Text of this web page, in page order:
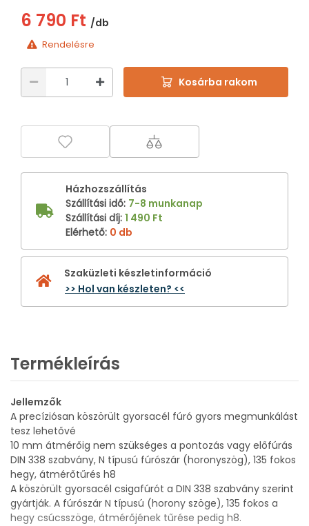
6 790 Ft /db
Rendelésre
Kosárba rakom
Házhozszállítás
Szállítási idő: 7-8 munkanap
Szállítási díj: 1 490 Ft
Elérhető: 0 db
Szaküzleti készletinformáció
>> Hol van készleten? <<
Termékleírás
Jellemzők
A precíziósan köszörült gyorsacél fúró gyors megmunkálást
tesz lehetővé
10 mm átmérőig nem szükséges a pontozás vagy előfúrás
DIN 338 szabvány, N típusú fúrószár (horonyszög), 135 fokos
hegy, átmérőtűrés h8
A köszörült gyorsacél csigafúrót a DIN 338 szabvány szerint
gyártják. A fúrószár N típusú (horony szöge), 135 fokos a
hegy csúcsszöge, átmérőjének tűrése pedig h8.